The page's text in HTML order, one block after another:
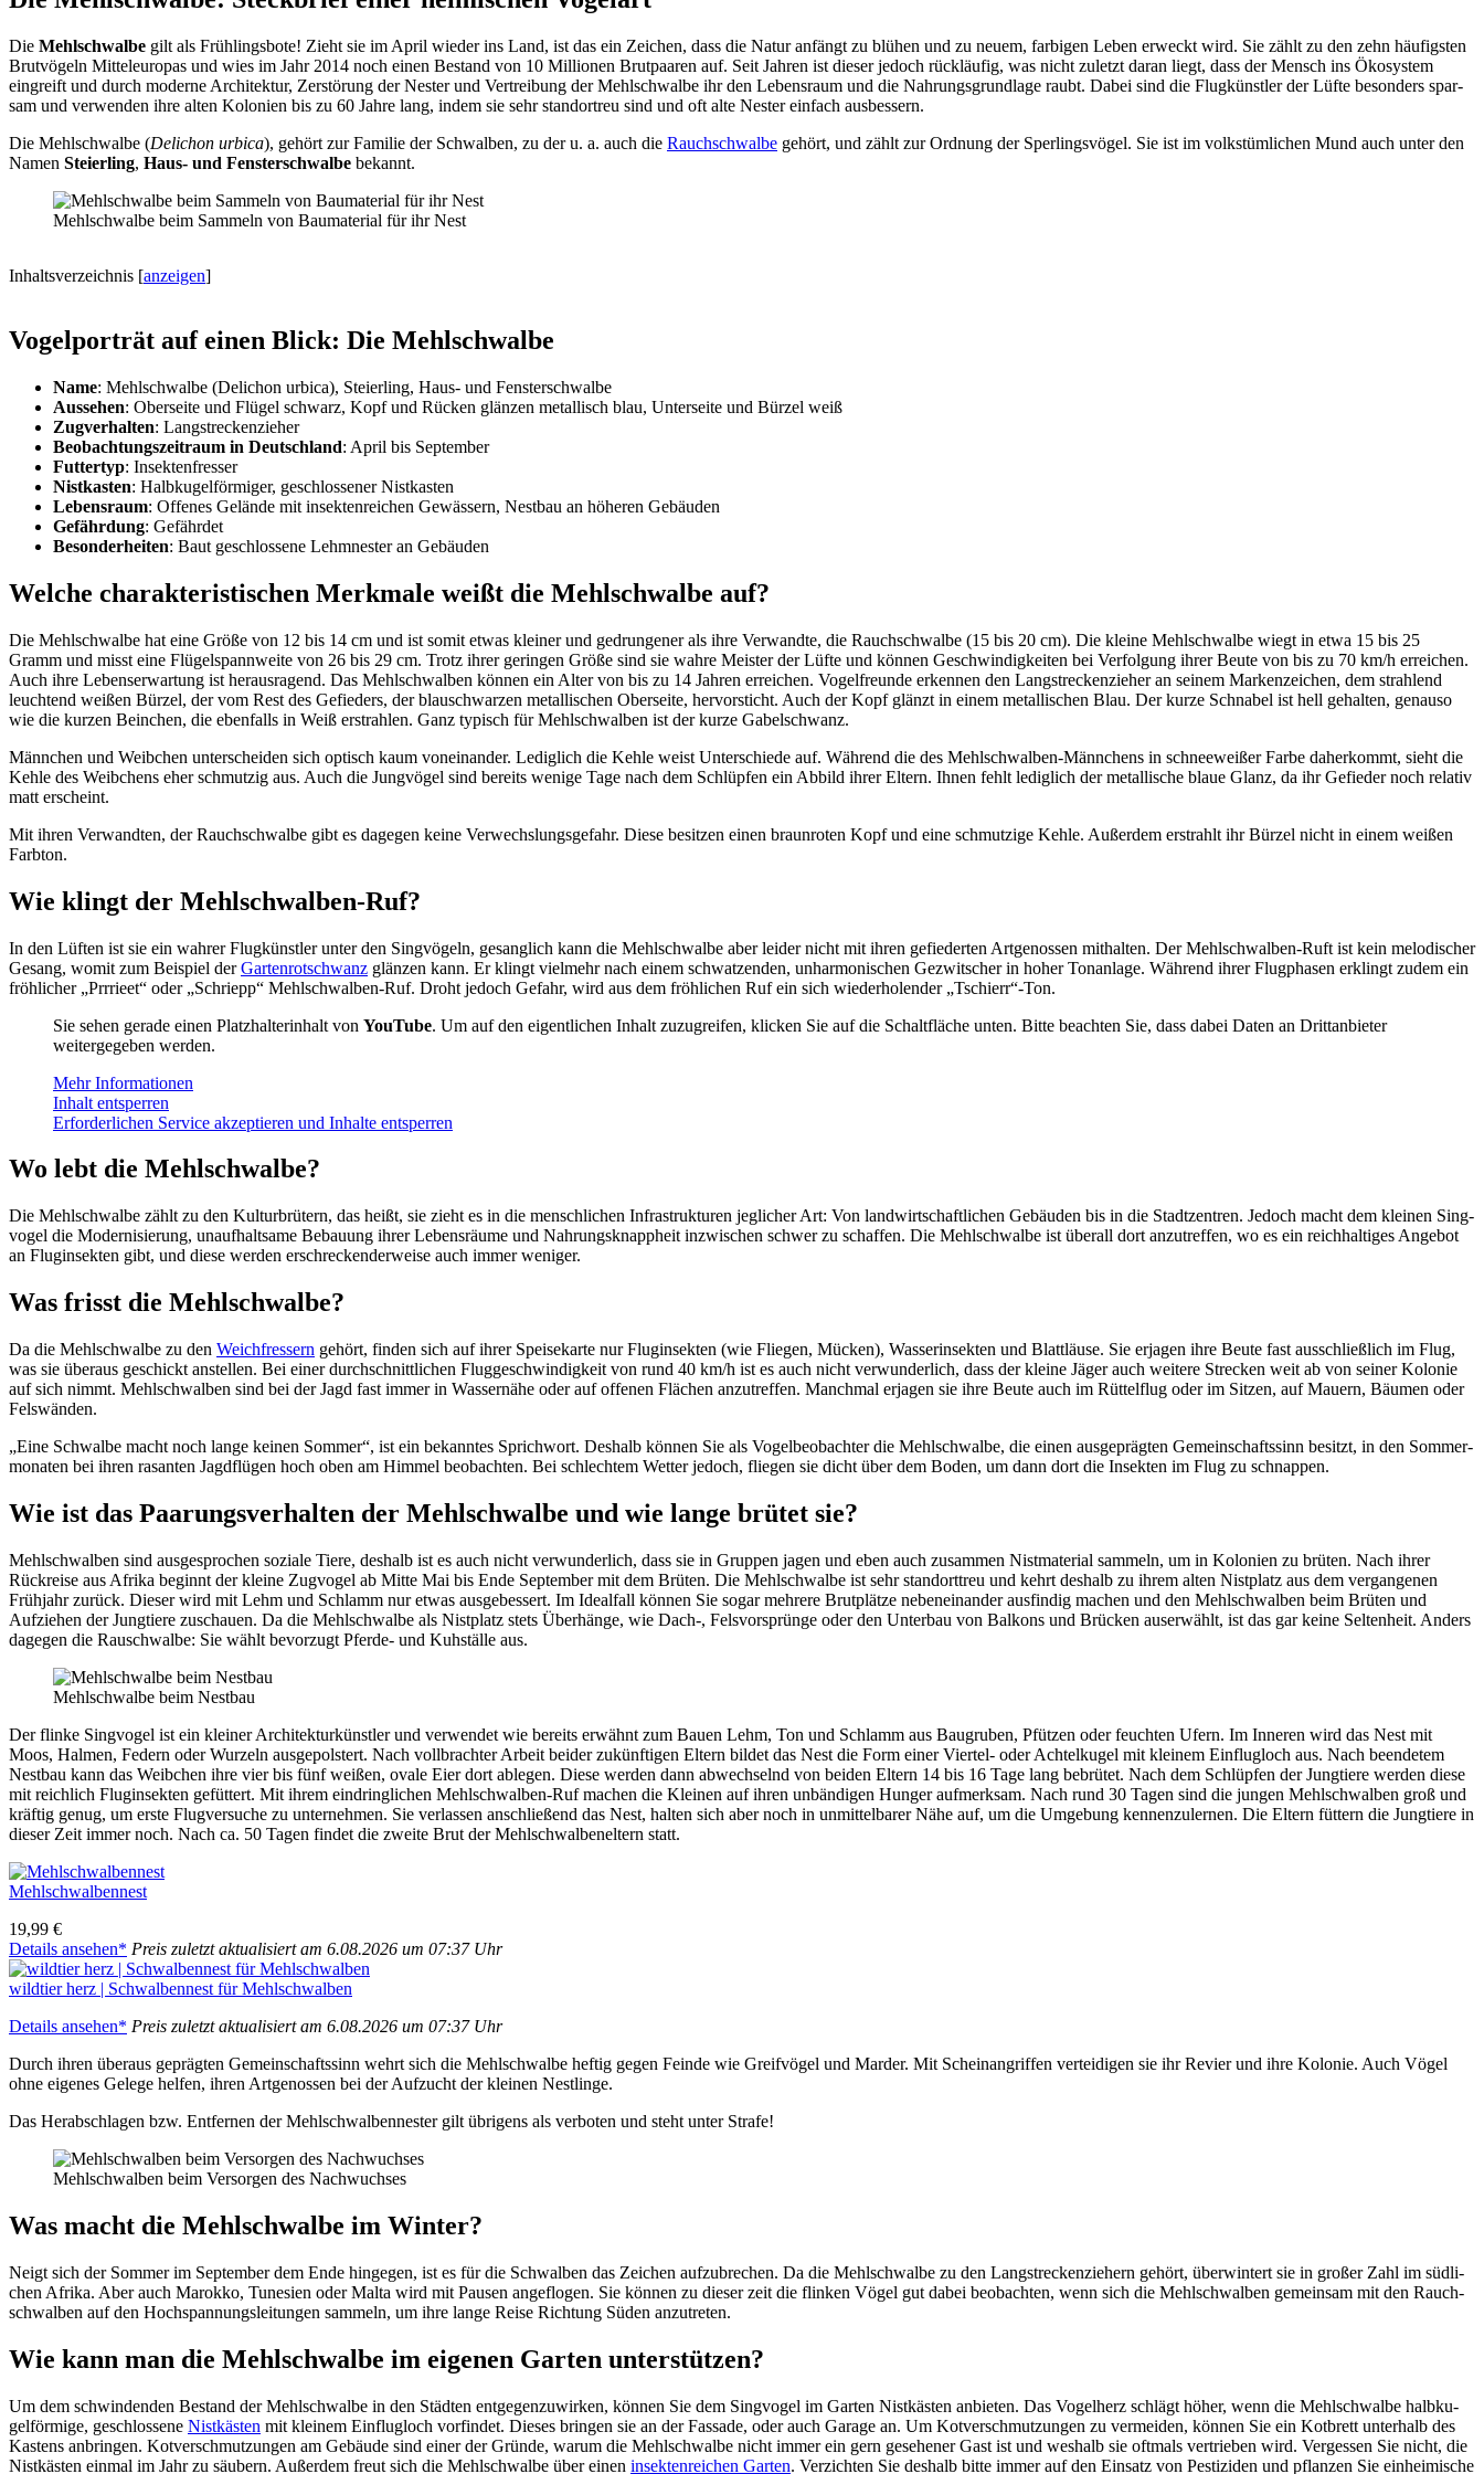
Die Mehl­schwalbe gilt als Früh­lings­bote! Zieht sie im April wieder ins Land, ist das ein Zeichen, dass die Natur anfängt zu blühen und zu neuem, farbi­gen Leben erweckt wird. Sie zählt zu den zehn häufigs­ten
Brut­vö­geln Mittel­eu­ro­pas und wies im Jahr 2014 noch einen Bestand von 10 Millio­nen Brut­paa­ren auf. Seit Jahren ist dieser jedoch rück­läu­fig, was nicht zuletzt daran liegt, dass der Mensch ins Ökosys­tem
eingreift und durch moderne Archi­tek­tur, Zerstö­rung der Nester und Vertrei­bung der Mehl­schwalbe ihr den Lebens­raum und die Nahrungs­grund­lage raubt. Dabei sind die Flug­künst­ler der Lüfte beson­ders spar­
sam und verwen­den ihre alten Kolo­nien bis zu 60 Jahre lang, indem sie sehr stand­ortreu sind und oft alte Nester einfach ausbes­sern.
Die Mehl­schwalbe (Deli­chon urbica), gehört zur Fami­lie der Schwal­ben, zu der u. a. auch die Rauch­schwalbe gehört, und zählt zur Ordnung der Sper­lings­vö­gel. Sie ist im volks­tüm­li­chen Mund auch unter den
Namen Stei­er­ling, Haus- und Fens­ter­schwalbe bekannt.
Mehl­schwalbe beim Sammeln von Bauma­te­rial für ihr Nest
Inhalts­ver­zeich­nis [anzeigen]
Vogel­por­trät auf einen Blick: Die Mehl­schwalbe
Name: Mehl­schwalbe (Deli­chon urbica), Stei­er­ling, Haus- und Fens­ter­schwalbe
Ausse­hen: Ober­seite und Flügel schwarz, Kopf und Rücken glän­zen metal­lisch blau, Unter­seite und Bürzel weiß
Zugver­hal­ten: Lang­stre­cken­zie­her
Beob­ach­tungs­zeit­raum in Deutsch­land: April bis Septem­ber
Futter­typ: Insek­ten­fres­ser
Nist­kas­ten: Halb­ku­gel­för­mi­ger, geschlos­se­ner Nist­kas­ten
Lebens­raum: Offe­nes Gelände mit insek­ten­rei­chen Gewäs­sern, Nest­bau an höhe­ren Gebäu­den
Gefähr­dung: Gefähr­det
Beson­der­hei­ten: Baut geschlos­sene Lehm­nes­ter an Gebäu­den
Welche charak­te­ris­ti­schen Merk­male weißt die Mehl­schwalbe auf?
Die Mehl­schwalbe hat eine Größe von 12 bis 14 cm und ist somit etwas klei­ner und gedrun­ge­ner als ihre Verwandte, die Rauch­schwalbe (15 bis 20 cm). Die kleine Mehl­schwalbe wiegt in etwa 15 bis 25
Gramm und misst eine Flügel­spann­weite von 26 bis 29 cm. Trotz ihrer gerin­gen Größe sind sie wahre Meis­ter der Lüfte und können Geschwin­dig­kei­ten bei Verfol­gung ihrer Beute von bis zu 70 km/h errei­chen.
Auch ihre Lebens­er­war­tung ist heraus­ra­gend. Das Mehl­schwal­ben können ein Alter von bis zu 14 Jahren errei­chen. Vogel­freunde erken­nen den Lang­stre­cken­zie­her an seinem Marken­zei­chen, dem strah­lend
leuch­tend weißen Bürzel, der vom Rest des Gefie­ders, der blau­schwar­zen metal­li­schen Ober­seite, hervor­sticht. Auch der Kopf glänzt in einem metal­li­schen Blau. Der kurze Schna­bel ist hell gehal­ten, genauso
wie die kurzen Bein­chen, die eben­falls in Weiß erstrah­len. Ganz typisch für Mehl­schwal­ben ist der kurze Gabel­schwanz.
Männ­chen und Weib­chen unter­schei­den sich optisch kaum vonein­an­der. Ledig­lich die Kehle weist Unter­schiede auf. Während die des Mehl­schwal­ben-Männ­chens in schnee­wei­ßer Farbe daher­kommt, sieht die
Kehle des Weib­chens eher schmut­zig aus. Auch die Jung­vö­gel sind bereits wenige Tage nach dem Schlüp­fen ein Abbild ihrer Eltern. Ihnen fehlt ledig­lich der metal­li­sche blaue Glanz, da ihr Gefie­der noch rela­tiv
matt erscheint.
Mit ihren Verwand­ten, der Rauch­schwalbe gibt es dage­gen keine Verwechs­lungs­ge­fahr. Diese besit­zen einen braun­ro­ten Kopf und eine schmut­zige Kehle. Außer­dem erstrahlt ihr Bürzel nicht in einem weißen
Farb­ton.
Wie klingt der Mehl­schwal­ben-Ruf?
In den Lüften ist sie ein wahrer Flug­künst­ler unter den Sing­vö­geln, gesang­lich kann die Mehl­schwalbe aber leider nicht mit ihren gefie­der­ten Artge­nos­sen mithal­ten. Der Mehl­schwal­ben-Ruft ist kein melo­di­scher
Gesang, womit zum Beispiel derGarten­rot­schwanz glän­zen kann. Er klingt viel­mehr nach einem schwat­zen­den, unhar­mo­ni­schen Gezwit­scher in hoher Tonan­lage. Während ihrer Flug­pha­sen erklingt zudem ein
fröh­li­cher „Prrrieet“ oder „Schriepp“ Mehl­schwal­ben-Ruf. Droht jedoch Gefahr, wird aus dem fröh­li­chen Ruf ein sich wieder­ho­len­der „Tschierr“-Ton.
Sie sehen gerade einen Platz­hal­ter­in­halt von YouTube. Um auf den eigent­li­chen Inhalt zuzu­grei­fen, klicken Sie auf die Schalt­flä­che unten. Bitte beach­ten Sie, dass dabei Daten an Dritt­an­bie­ter
weiter­ge­ge­ben werden.
Mehr Infor­ma­tio­nen
Inhalt entsper­ren
Erfor­der­li­chen Service akzep­tie­ren und Inhalte entsper­ren
Wo lebt die Mehl­schwalbe?
Die Mehl­schwalbe zählt zu den Kultur­brü­tern, das heißt, sie zieht es in die mensch­li­chen Infra­struk­tu­ren jegli­cher Art: Von land­wirt­schaft­li­chen Gebäu­den bis in die Stadt­zen­tren. Jedoch macht dem klei­nen Sing­
vo­gel die Moder­ni­sie­rung, unauf­halt­same Bebau­ung ihrer Lebens­räume und Nahrungs­knapp­heit inzwi­schen schwer zu schaf­fen. Die Mehl­schwalbe ist über­all dort anzu­tref­fen, wo es ein reich­hal­ti­ges Ange­bot
an Flug­in­sek­ten gibt, und diese werden erschre­cken­der­weise auch immer weni­ger.
Was frisst die Mehl­schwalbe?
Da die Mehl­schwalbe zu den Weich­fres­sern gehört, finden sich auf ihrer Spei­se­karte nur Flug­in­sek­ten (wie Flie­gen, Mücken), Wasser­in­sek­ten und Blatt­läuse. Sie erja­gen ihre Beute fast ausschließ­lich im Flug,
was sie über­aus geschickt anstel­len. Bei einer durch­schnitt­li­chen Flug­ge­schwin­dig­keit von rund 40 km/h ist es auch nicht verwun­der­lich, dass der kleine Jäger auch weitere Stre­cken weit ab von seiner Kolo­nie
auf sich nimmt. Mehl­schwal­ben sind bei der Jagd fast immer in Wasser­nähe oder auf offe­nen Flächen anzu­tref­fen. Manch­mal erja­gen sie ihre Beute auch im Rüttel­flug oder im Sitzen, auf Mauern, Bäumen oder
Fels­wän­den.
„Eine Schwalbe macht noch lange keinen Sommer“, ist ein bekann­tes Sprich­wort. Deshalb können Sie als Vogel­be­ob­ach­ter die Mehl­schwalbe, die einen ausge­präg­ten Gemein­schafts­sinn besitzt, in den Sommer­
mo­na­ten bei ihren rasan­ten Jagd­flü­gen hoch oben am Himmel beob­ach­ten. Bei schlech­tem Wetter jedoch, flie­gen sie dicht über dem Boden, um dann dort die Insek­ten im Flug zu schnap­pen.
Wie ist das Paarungs­ver­hal­ten der Mehl­schwalbe und wie lange brütet sie?
Mehl­schwal­ben sind ausge­spro­chen soziale Tiere, deshalb ist es auch nicht verwun­der­lich, dass sie in Grup­pen jagen und eben auch zusam­men Nist­ma­te­rial sammeln, um in Kolo­nien zu brüten. Nach ihrer
Rück­reise aus Afrika beginnt der kleine Zugvo­gel ab Mitte Mai bis Ende Septem­ber mit dem Brüten. Die Mehl­schwalbe ist sehr stand­ort­treu und kehrt deshalb zu ihrem alten Nist­platz aus dem vergan­ge­nen
Früh­jahr zurück. Dieser wird mit Lehm und Schlamm nur etwas ausge­bes­sert. Im Ideal­fall können Sie sogar mehrere Brut­plätze neben­ein­an­der ausfin­dig machen und den Mehl­schwal­ben beim Brüten und
Aufzie­hen der Jung­tiere zuschauen. Da die Mehl­schwalbe als Nist­platz stets Über­hänge, wie Dach-, Fels­vor­sprünge oder den Unter­bau von Balkons und Brücken auser­wählt, ist das gar keine Selten­heit. Anders
dage­gen die Rauschwalbe: Sie wählt bevor­zugt Pferde- und Kuhställe aus.
Mehl­schwalbe beim Nest­bau
Der flinke Sing­vo­gel ist ein klei­ner Archi­tek­tur­künst­ler und verwen­det wie bereits erwähnt zum Bauen Lehm, Ton und Schlamm aus Baugru­ben, Pfüt­zen oder feuch­ten Ufern. Im Inne­ren wird das Nest mit
Moos, Halmen, Federn oder Wurzeln ausge­pols­tert. Nach voll­brach­ter Arbeit beider zukünf­ti­gen Eltern bildet das Nest die Form einer Vier­tel- oder Achtel­ku­gel mit klei­nem Einflug­loch aus. Nach been­de­tem
Nest­bau kann das Weib­chen ihre vier bis fünf weißen, ovale Eier dort able­gen. Diese werden dann abwech­selnd von beiden Eltern 14 bis 16 Tage lang bebrü­tet. Nach dem Schlüp­fen der Jung­tiere werden diese
mit reich­lich Flug­in­sek­ten gefüt­tert. Mit ihrem eindring­li­chen Mehl­schwal­ben-Ruf machen die Klei­nen auf ihren unbän­di­gen Hunger aufmerk­sam. Nach rund 30 Tagen sind die jungen Mehl­schwal­ben groß und
kräf­tig genug, um erste Flug­ver­su­che zu unter­neh­men. Sie verlas­sen anschlie­ßend das Nest, halten sich aber noch in unmit­tel­ba­rer Nähe auf, um die Umge­bung kennen­zu­ler­nen. Die Eltern füttern die Jung­tiere in
dieser Zeit immer noch. Nach ca. 50 Tagen findet die zweite Brut der Mehl­schwal­ben­el­tern statt.
Mehl­schwal­ben­nest
19,99 €
Details anse­hen* Preis zuletzt aktua­li­siert am 6.08.2026 um 07:37 Uhr
wild­tier herz | Schwal­ben­nest für Mehl­schwal­ben
Details anse­hen* Preis zuletzt aktua­li­siert am 6.08.2026 um 07:37 Uhr
Durch ihren über­aus gepräg­ten Gemein­schafts­sinn wehrt sich die Mehl­schwalbe heftig gegen Feinde wie Greif­vö­gel und Marder. Mit Schein­an­grif­fen vertei­di­gen sie ihr Revier und ihre Kolo­nie. Auch Vögel
ohne eige­nes Gelege helfen, ihren Artge­nos­sen bei der Aufzucht der klei­nen Nest­linge.
Das Herab­schla­gen bzw. Entfer­nen der Mehl­schwal­ben­nes­ter gilt übri­gens als verbo­ten und steht unter Strafe!
Mehl­schwal­ben beim Versor­gen des Nach­wuch­ses
Was macht die Mehl­schwalbe im Winter?
Neigt sich der Sommer im Septem­ber dem Ende hinge­gen, ist es für die Schwal­ben das Zeichen aufzu­bre­chen. Da die Mehl­schwalbe zu den Lang­stre­cken­zie­hern gehört, über­win­tert sie in großer Zahl im südli­
chen Afrika. Aber auch Marokko, Tune­sien oder Malta wird mit Pausen ange­flo­gen. Sie können zu dieser zeit die flin­ken Vögel gut dabei beob­ach­ten, wenn sich die Mehl­schwal­ben gemein­sam mit den Rauch­
schwal­ben auf den Hoch­span­nungs­lei­tun­gen sammeln, um ihre lange Reise Rich­tung Süden anzu­tre­ten.
Wie kann man die Mehl­schwalbe im eige­nen Garten unter­stüt­zen?
Um dem schwin­den­den Bestand der Mehl­schwalbe in den Städ­ten entge­gen­zu­wir­ken, können Sie dem Sing­vo­gel im Garten Nist­käs­ten anbie­ten. Das Vogel­herz schlägt höher, wenn die Mehl­schwalbe halb­ku­
gel­för­mige, geschlos­sene Nist­käs­ten mit klei­nem Einflug­loch vorfin­det. Dieses brin­gen sie an der Fassade, oder auch Garage an. Um Kotver­schmut­zun­gen zu vermei­den, können Sie ein Kotbrett unter­halb des
Kastens anbrin­gen. Kotver­schmut­zun­gen am Gebäude sind einer der Gründe, warum die Mehl­schwalbe nicht immer ein gern gese­he­ner Gast ist und weshalb sie oftmals vertrie­ben wird. Verges­sen Sie nicht, die
Nist­käs­ten einmal im Jahr zu säubern. Außer­dem freut sich die Mehl­schwalbe über einen insek­ten­rei­chen Garten. Verzich­ten Sie deshalb bitte immer auf den Einsatz von Pesti­zi­den und pflan­zen Sie einhei­mi­sche